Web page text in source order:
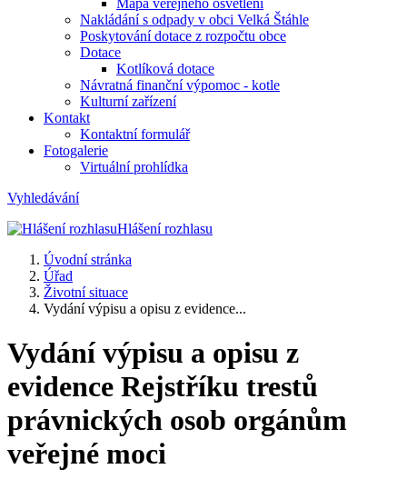
Mapa veřejného osvětlení
Nakládání s odpady v obci Velká Štáhle
Poskytování dotace z rozpočtu obce
Dotace
Kotlíková dotace
Návratná finanční výpomoc - kotle
Kulturní zařízení
Kontakt
Kontaktní formulář
Fotogalerie
Virtuální prohlídka
Vyhledávání
Hlášení rozhlasu
Úvodní stránka
Úřad
Životní situace
Vydání výpisu a opisu z evidence...
Vydání výpisu a opisu z
evidence Rejstříku trestů
právnických osob orgánům
veřejné moci